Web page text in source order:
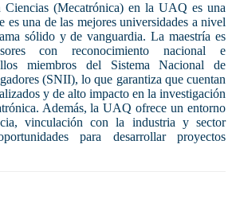
Ciencias (Mecatrónica) en la UAQ es una
es una de las mejores universidades a nivel
sólido y de vanguardia. La maestría es
con reconocimiento nacional e
miembros del Sistema Nacional de
(SNII), lo que garantiza que cuentan
y de alto impacto en la investigación
Además, la UAQ ofrece un entorno
vinculación con la industria y sector
para desarrollar proyectos